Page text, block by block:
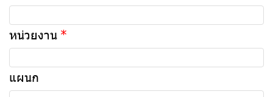
หน่วยงาน
แผนก